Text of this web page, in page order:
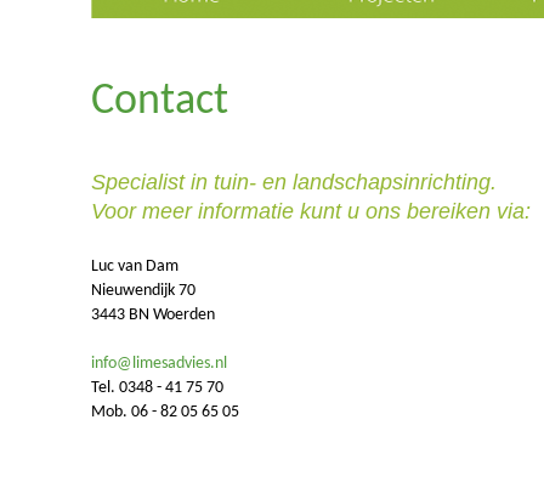
Contact
Specialist in tuin- en landschapsinrichting.
Voor meer informatie kunt u ons bereiken via:
Luc van Dam
Nieuwendijk 70
3443 BN Woerden
info@limesadvies.nl
Tel. 0348 - 41 75 70
Mob. 06 - 82 05 65 05